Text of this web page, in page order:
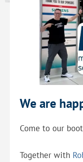
We are
Come to our
Together with